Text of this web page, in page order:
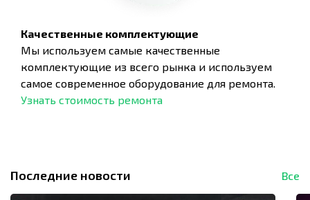
Качественные комплектующие
Мы используем самые качественные
комплектующие из всего рынка и используем
самое современное оборудование для ремонта.
Узнать стоимость ремонта
Последние новости Все